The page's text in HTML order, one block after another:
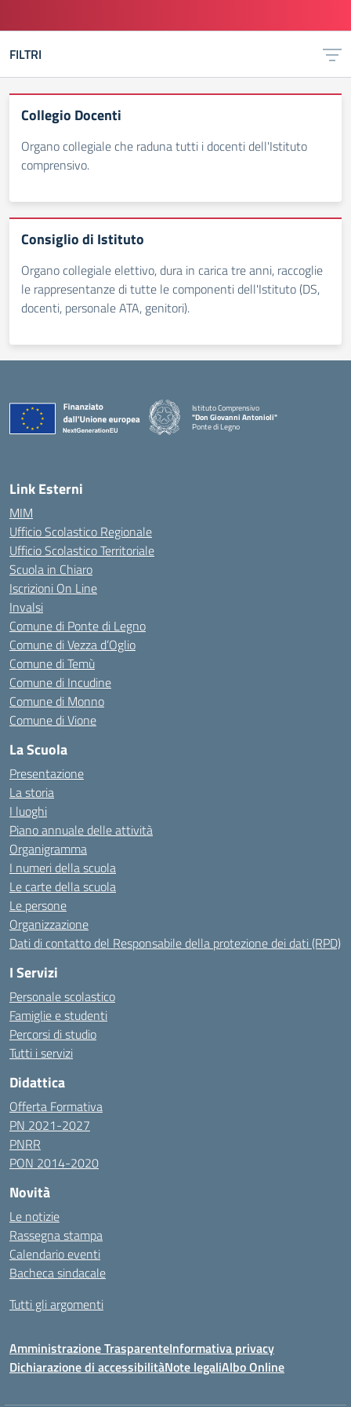
FILTRI
Collegio Docenti
Organo collegiale che raduna tutti i docenti dell'Istituto
comprensivo.
Consiglio di Istituto
Organo collegiale elettivo, dura in carica tre anni, raccoglie
le rappresentanze di tutte le componenti dell'Istituto (DS,
docenti, personale ATA, genitori).
Istituto Comprensivo
"Don Giovanni Antonioli"
Ponte di Legno
— Visita la pagina iniziale della scuola
Link Esterni
MIM
Ufficio Scolastico Regionale
Ufficio Scolastico Territoriale
Scuola in Chiaro
Iscrizioni On Line
Invalsi
Comune di Ponte di Legno
Comune di Vezza d’Oglio
Comune di Temù
Comune di Incudine
Comune di Monno
Comune di Vione
La Scuola
Presentazione
La storia
I luoghi
Piano annuale delle attività
Organigramma
I numeri della scuola
Le carte della scuola
Le persone
Organizzazione
Dati di contatto del Responsabile della protezione dei dati (RPD)
I Servizi
Personale scolastico
Famiglie e studenti
Percorsi di studio
Tutti i servizi
Didattica
Offerta Formativa
PN 2021-2027
PNRR
PON 2014-2020
Novità
Le notizie
Rassegna stampa
Calendario eventi
Bacheca sindacale
Tutti gli argomenti
Amministrazione TrasparenteInformativa privacy
Dichiarazione di accessibilitàNote legaliAlbo Online